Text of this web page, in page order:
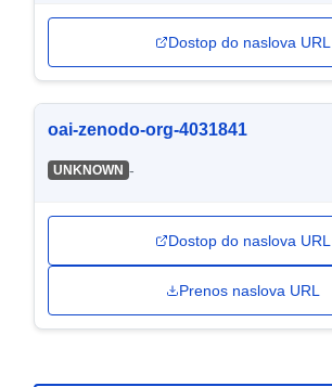
Dostop do naslova URL
oai-zenodo-org-4031841
UNKNOWN -
Dostop do naslova URL
Prenos naslova URL